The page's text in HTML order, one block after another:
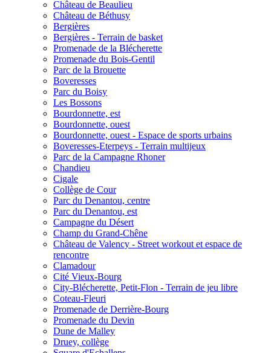
Château de Beaulieu
Château de Béthusy
Bergières
Bergières - Terrain de basket
Promenade de la Blécherette
Promenade du Bois-Gentil
Parc de la Brouette
Boveresses
Parc du Boisy
Les Bossons
Bourdonnette, est
Bourdonnette, ouest
Bourdonnette, ouest - Espace de sports urbains
Boveresses-Eterpeys - Terrain multijeux
Parc de la Campagne Rhoner
Chandieu
Cigale
Collège de Cour
Parc du Denantou, centre
Parc du Denantou, est
Campagne du Désert
Champ du Grand-Chêne
Château de Valency - Street workout et espace de
rencontre
Clamadour
Cité Vieux-Bourg
City-Blécherette, Petit-Flon - Terrain de jeu libre
Coteau-Fleuri
Promenade de Derrière-Bourg
Promenade du Devin
Dune de Malley
Druey, collège